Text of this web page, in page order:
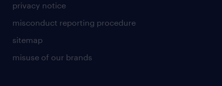
privacy notice
misconduct reporting procedure
sitemap
misuse of our brands